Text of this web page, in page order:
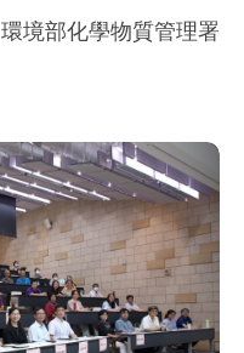
環境部化學物質管理署